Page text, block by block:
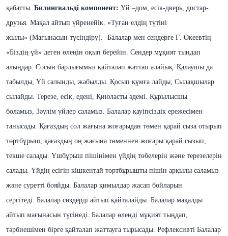
қабатты. Билингвальді компонент: Үй –дом, есік-дверь, достар-
друзья. Мақал айтып үйренейік. «Туған елдің түтіні
жылы» (Мағынасын түсіндіру). -Балалар мен сендерге Ғ. Өкеевтің
«Біздің үй» деген өлеңін оқып берейін. Сендер мұқият тыңдап
алыңдар. Сосын барлығымыз қайталап жаттап алайық. Қалаушы да
табылды, Үй салынды, жабылды. Қосып құмға лайды, Сылақшылар
сылайды. Терезе, есік, едені, Қиюласты әдемі. Құрылысшы
боламыз, Зәулім үйлер саламыз. Балалар қауіпсіздік ережесімен
танысады. Қағаздың сол жағына жоғарыдан төмен қарай сыза отырып
төртбұрыш, қағаздың оң жағына төменнен жоғары қарай сызып,
текше салады. Үшбұрыш пішінімен үйдің төбелерін және терезелерін
салады. Үйдің есігін кішкентай төртбұрышты пішін арқылы саламыз
және суретті бояйды. Балалар қимылдар жасап бойларын
сергітеді. Балалар сөздерді айтып қайталайды. Балалар мақалды
айтып мағынасын түсінеді. Балалар өлеңді мұқият тыңдап,
тәрбиешімен бірге қайталап жаттауға тырысады. Рефлексивті Балалар